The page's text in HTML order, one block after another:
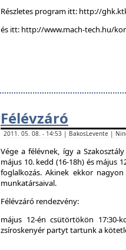
Részletes program itt: http://
és itt: http://www.mach-tech.hu/
Félévzáró
2011. 05. 08. - 14:53 | BakosLevente |
Vége a félévnek, így a
május 10. kedd (16-18h) és május
foglalkozás. Akinek ekkor
munkatársaival.
Félévzáró rendezvény:
május 12-én csütörtökön 17:30-
zsíroskenyér partyt tartunk a